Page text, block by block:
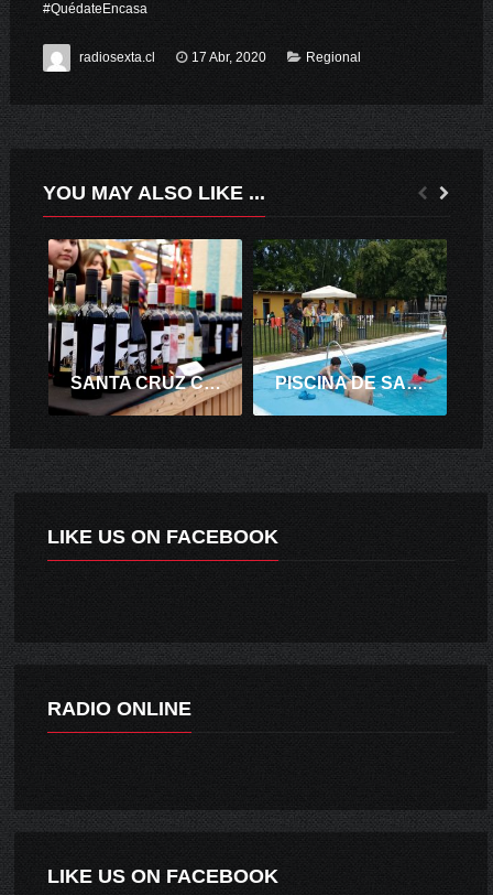
#QuédateEncasa
radiosexta.cl 17 Abr, 2020 Regional
YOU MAY ALSO LIKE ...
SANTA CRUZ CELEBRÓ “LA FIESTA DEL VINO Y EL TURISMO” PISCINA DE SANTA CRUZ ABRE SUS PUERTAS A 10 ALUMNOS DE LA ESCUELA DE BARREALES.
LIKE US ON FACEBOOK
RADIO ONLINE
LIKE US ON FACEBOOK